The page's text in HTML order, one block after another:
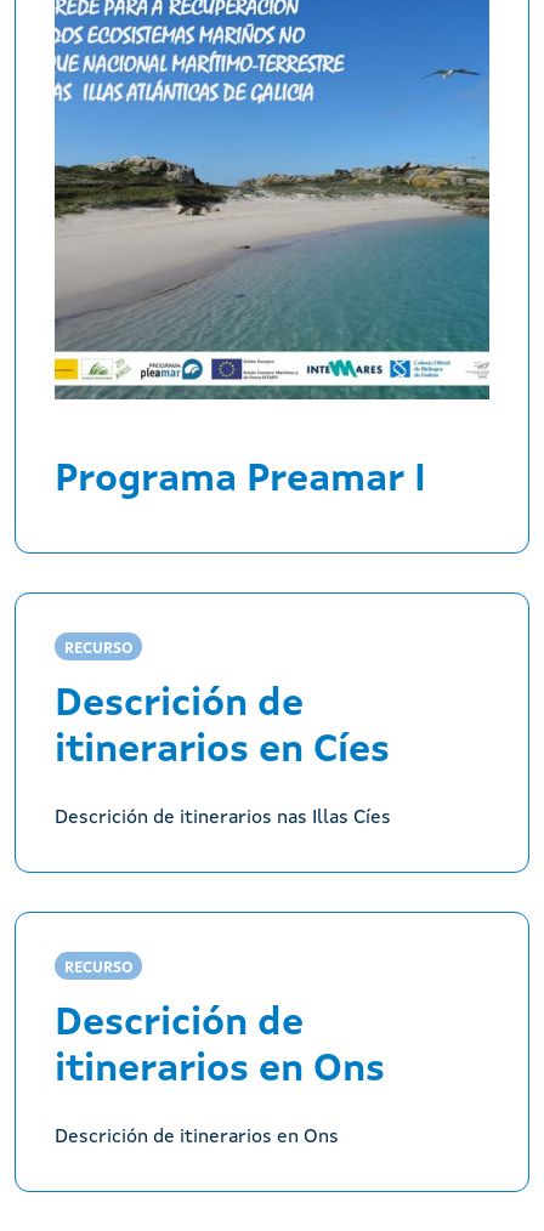
Programa Preamar I
RECURSO
Descrición de
itinerarios en Cíes
Descrición de itinerarios nas Illas Cíes
RECURSO
Descrición de
itinerarios en Ons
Descrición de itinerarios en Ons